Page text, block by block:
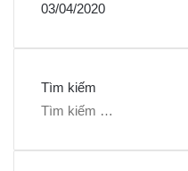
03/04/2020
Tìm kiếm
T